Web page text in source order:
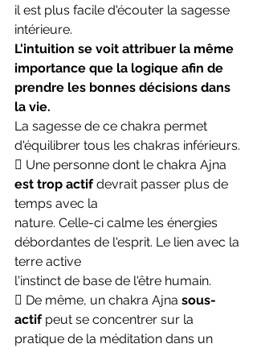
il est plus facile d'écouter la sagesse
intérieure.
L'intuition se voit attribuer la même
importance que la logique afin de
prendre les bonnes décisions dans
la vie.
La sagesse de ce chakra permet
d'équilibrer tous les chakras inférieurs.
 Une personne dont le chakra Ajna
est trop actif devrait passer plus de
temps avec la
nature. Celle-ci calme les énergies
débordantes de l'esprit. Le lien avec la
terre active
l'instinct de base de l'être humain.
 De même, un chakra Ajna sous-
actif peut se concentrer sur la
pratique de la méditation dans un